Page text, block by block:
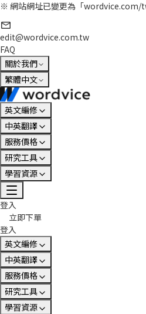
※ 網站網址已變更為「wordvice.com/
edit@wordvice.com.tw
FAQ
關於我們
繁體中文
英文編修
中英翻譯
服務價格
研究工具
學習資源
登入
立即下單
登入
英文編修
中英翻譯
服務價格
研究工具
學習資源